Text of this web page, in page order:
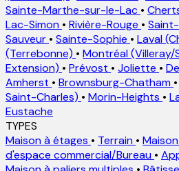
Sainte-Marthe-sur-le-Lac •
Lac-Simon • Rivière-Rouge •
Sauveur • Sainte-Sophie • Laval
(Terrebonne) • Montréal
Extension) • Prévost • Joliette •
Amherst • Brownsburg-Chatham •
Saint-Charles) • Morin-Heights •
Eustache
TYPES
Maison à étages • Terrain •
d'espace commercial/Bureau •